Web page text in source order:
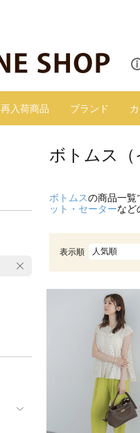
再入荷商品 ブランド
ボトムス（
ボトムスの商品一覧
ット・セーターなど
表示順 人気順